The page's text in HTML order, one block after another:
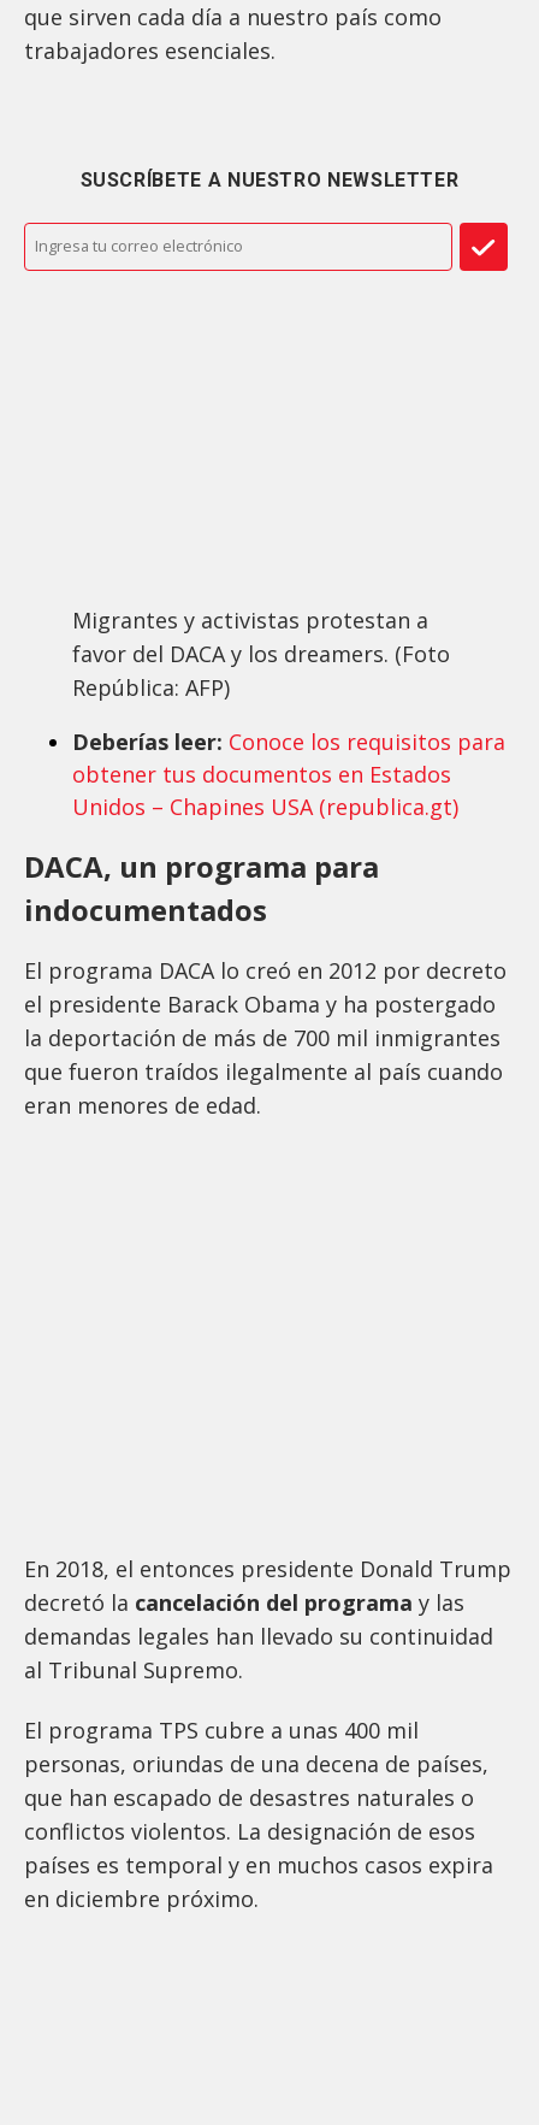
que sirven cada día a nuestro país como
trabajadores esenciales.
SUSCRÍBETE A NUESTRO NEWSLETTER
Migrantes y activistas protestan a
favor del DACA y los dreamers. (Foto
República: AFP)
Deberías leer: Conoce los requisitos para
obtener tus documentos en Estados
Unidos – Chapines USA (republica.gt)
DACA, un programa para
indocumentados
El programa DACA lo creó en 2012 por decreto
el presidente Barack Obama y ha postergado
la deportación de más de 700 mil inmigrantes
que fueron traídos ilegalmente al país cuando
eran menores de edad.
En 2018, el entonces presidente Donald Trump
decretó la cancelación del programa y las
demandas legales han llevado su continuidad
al Tribunal Supremo.
El programa TPS cubre a unas 400 mil
personas, oriundas de una decena de países,
que han escapado de desastres naturales o
conflictos violentos. La designación de esos
países es temporal y en muchos casos expira
en diciembre próximo.